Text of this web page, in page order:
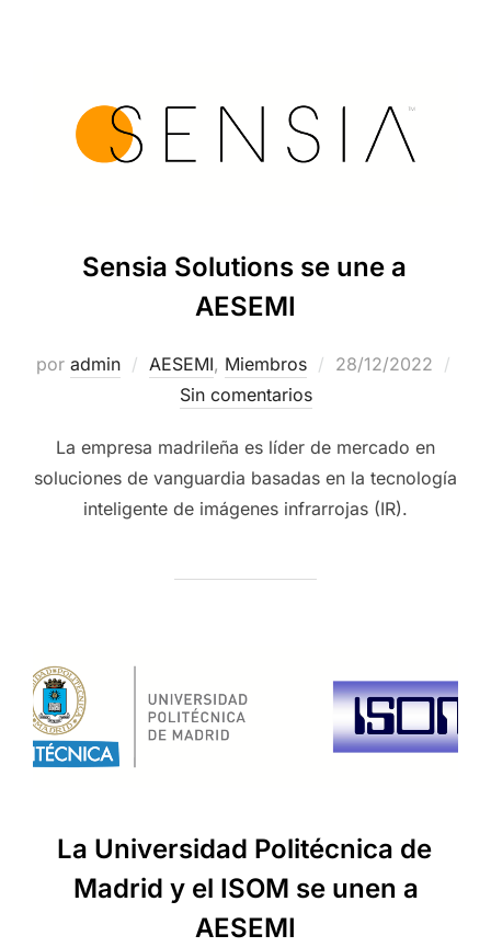
Sensia Solutions se une a
AESEMI
por admin AESEMI, Miembros
28/12/2022
Sin comentarios
La empresa madrileña es líder de mercado en
soluciones de vanguardia basadas en la tecnología
inteligente de imágenes infrarrojas (IR).
La Universidad Politécnica de
Madrid y el ISOM se unen a
AESEMI